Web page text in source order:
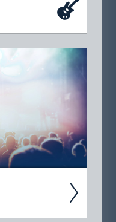
zu­mindest
Events, die
ein­tragen